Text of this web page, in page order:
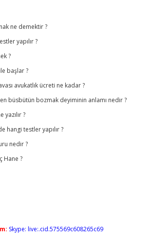
ne demektir ?
yapılır ?
?
başlar ?
avukatlık ücreti ne kadar ?
büsbütün bozmak deyiminin anlamı nedir ?
yazılır ?
hangi testler yapılır ?
nedir ?
Hane ?
Skype: live:.cid.575569c608265c69